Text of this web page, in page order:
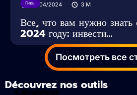
Гиды16/04/2024 3 M
Все, что вам нужно
2024 году: инвести...
Посмотреть все
Découvrez nos outils
Calculateur